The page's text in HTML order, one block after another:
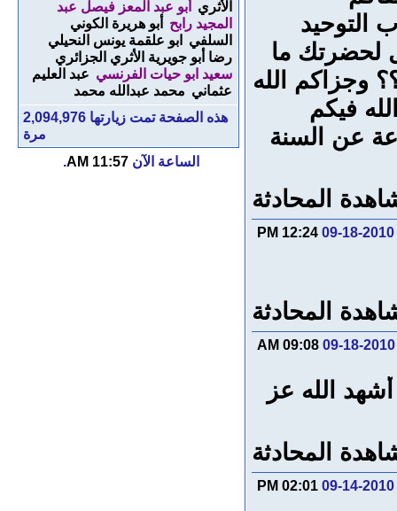
التوحيد
لحضرتك ما
وجزاكم الله
فيكم
عن السنة
المحادثة
09-18-2010
12:24 PM
المحادثة
09-18-2010
09:08 AM
الله عز
المحادثة
09-14-2010
02:01 PM
عودةودعوة
لعلم السلف
رحمهم الله
الأثري
أبو عبد المعز فيصل عبد
المجيد رابح
أبو هريرة الكوني
السلفي
ابو علقمة يونس النحيلي
رضا أبو جويرية الأثري الجزائري
سعيد ابو حيات الفرنسي عبد العليم
عثماني محمد عبدالله محمد
هذه الصفحة تمت زيارتها 2,094,976
مرة
الساعة الآن 11:57 AM
.